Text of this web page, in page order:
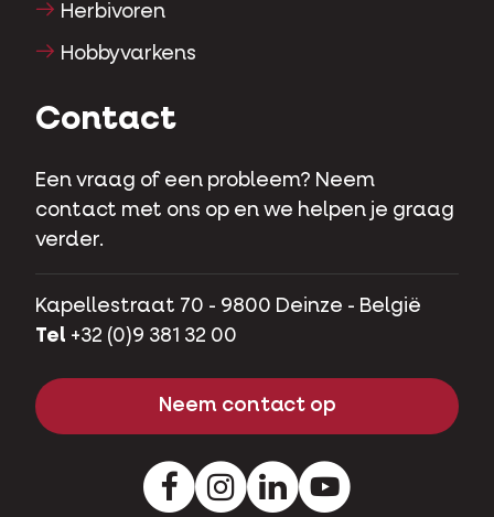
Herbivoren
Hobbyvarkens
Contact
Een vraag of een probleem? Neem
contact met ons op en we helpen je graag
verder.
Kapellestraat 70 - 9800 Deinze - België
Tel +32 (0)9 381 32 00
Neem contact op
FacebookInstagramLinkedInYoutube